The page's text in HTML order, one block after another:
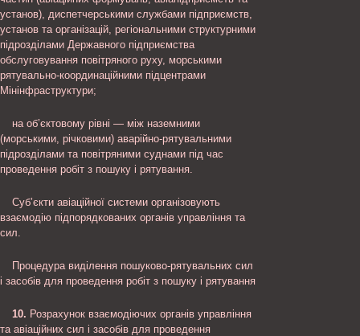
установ), диспетчерськими службами підприємств,
установ та організацій, регіональними структурними
підрозділами Державного підприємства
обслуговування повітряного руху, морськими
рятувально-координаційними підцентрами
Мінінфраструктури;
на об’єктовому рівні — між наземними
(морськими, річковими) аварійно-рятувальними
підрозділами та повітряними суднами під час
проведення робіт з пошуку і рятування.
Суб’єкти авіаційної системи організовують
взаємодію підпорядкованих органів управління та
сил.
Процедура виділення пошуково-рятувальних сил
і засобів для проведення робіт з пошуку і рятування
10. Розрахунок взаємодіючих органів управління
та авіаційних сил і засобів для проведення